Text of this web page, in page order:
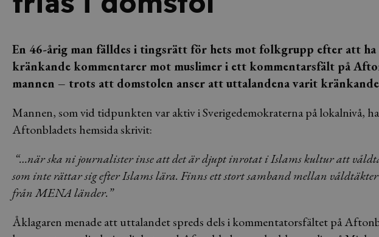
En 46-årig man fälldes i tingsrätt för hets mot folkgrupp efter att
kränkande kommentarer mot muslimer i ett kommentarsfält på
mannen – trots att domstolen anser att uttalandena varit
Mannen, som vid tidpunkten var aktiv i Sverigedemokraterna på lokalnivå,
Aftonbladets hemsida skrivit:
“…när ska ni journalister inse att det är djupt inrotat i Islams kultur att
som inte rättar sig efter Islams lära. Finns ett stort samband mellan
från MENA länder.”
Åklagaren menade att uttalandet spreds dels i kommentatorsfältet på